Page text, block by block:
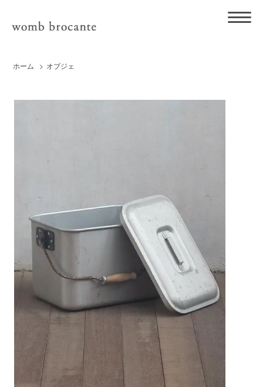
ホーム > オブジェ